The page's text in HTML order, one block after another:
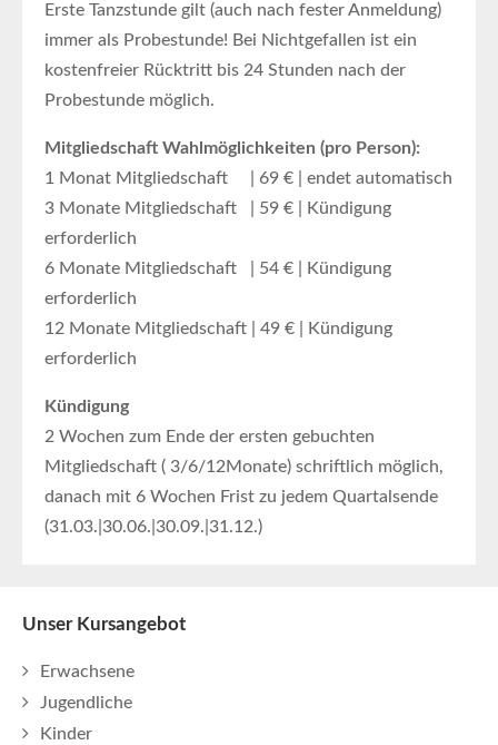
Erste Tanzstunde gilt (auch nach fester Anmeldung)
immer als Probestunde! Bei Nichtgefallen ist ein
kostenfreier Rücktritt bis 24 Stunden nach der
Probestunde möglich.
Mitgliedschaft Wahlmöglichkeiten (pro Person):
1 Monat Mitgliedschaft | 69 € | endet automatisch
3 Monate Mitgliedschaft | 59 € | Kündigung
erforderlich
6 Monate Mitgliedschaft | 54 € | Kündigung
erforderlich
12 Monate Mitgliedschaft | 49 € | Kündigung
erforderlich
Kündigung
2 Wochen zum Ende der ersten gebuchten
Mitgliedschaft ( 3/6/12Monate) schriftlich möglich,
danach mit 6 Wochen Frist zu jedem Quartalsende
(31.03.|30.06.|30.09.|31.12.)
Unser Kursangebot
Erwachsene
Jugendliche
Kinder